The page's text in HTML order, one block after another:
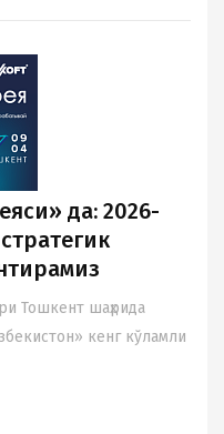
да: 2026-
Тошкент шаҳрида
кенг кўламли